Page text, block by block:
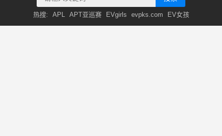
热搜: APL APT亚巡赛 EVgirls evpks.com EV女孩